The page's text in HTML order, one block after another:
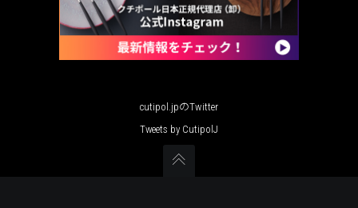
cutipol.jpのTwitter
Tweets by CutipolJ